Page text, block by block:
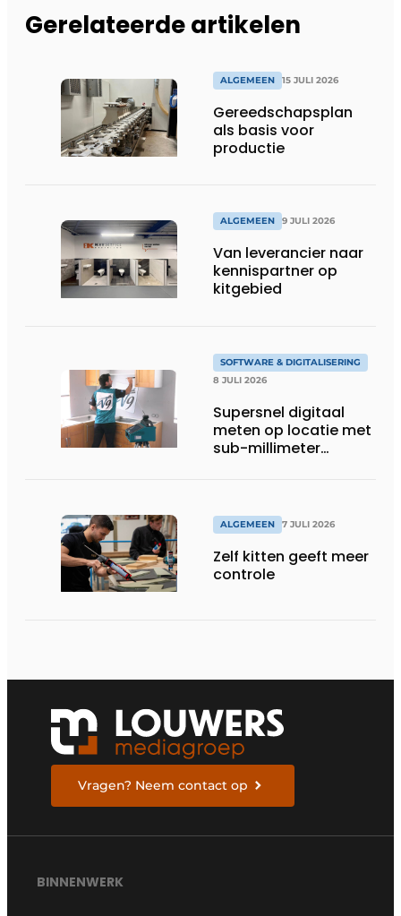
Gerelateerde artikelen
ALGEMEEN 15 JULI 2026
Gereedschapsplan
als basis voor
productie
ALGEMEEN 9 JULI 2026
Van leverancier naar
kennispartner op
kitgebied
SOFTWARE & DIGITALISERING
8 JULI 2026
Supersnel digitaal
meten op locatie met
sub-millimeter
ALGEMEEN 7 JULI 2026
Zelf kitten geeft meer
controle
Vragen? Neem contact op
BINNENWERK